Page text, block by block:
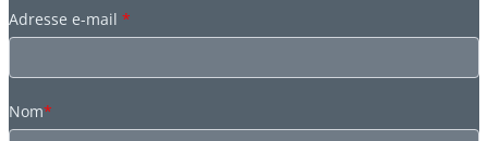
Adresse e-mail *
Nom*